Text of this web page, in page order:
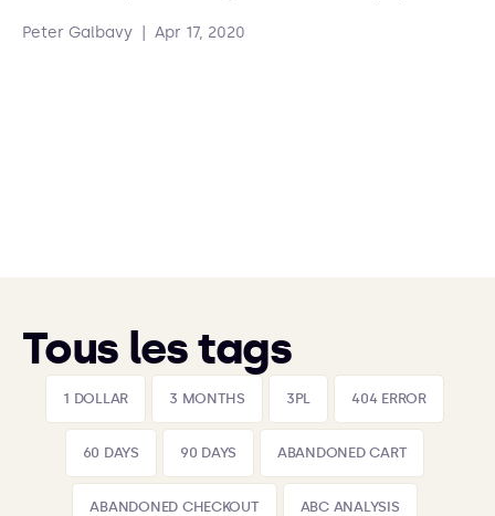
Peter Galbavy Apr 17, 2020
Tous les tags
1 DOLLAR 3 MONTHS 3PL 404 ERROR
60 DAYS 90 DAYS ABANDONED CART
ABANDONED CHECKOUT ABC ANALYSIS